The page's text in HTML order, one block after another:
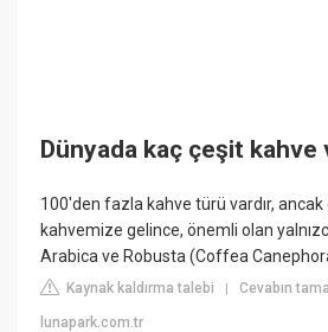
Dünyada kaç çeşit kahve
100'den fazla kahve türü vardır,
kahvemize gelince, önemli olan
Arabica ve Robusta (Coffea
Kaynak kaldırma talebi |Cevabın
lunapark.com.tr